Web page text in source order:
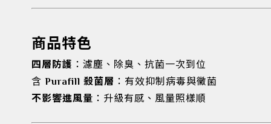
商品特色
四層防護 ：濾塵、除臭、抗菌一次到位
含 Purafill 殺菌層 ：有效抑制病毒與黴菌
不影響進風量 ：升級有感、風量照樣順